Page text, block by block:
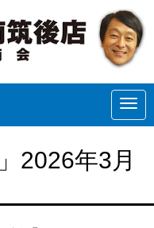
N
a
v
i
2026年3月